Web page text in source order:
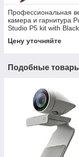
Профессиональная
камера и гарнитура
Studio P5 kit with
Цену уточняйте
Подобные